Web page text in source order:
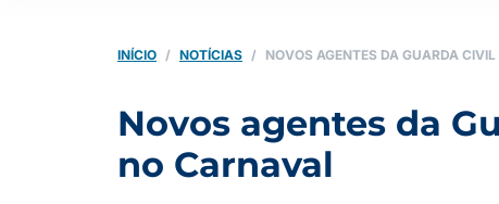
INÍCIO NOTÍCIAS NOVOS AGENTES DA GUARDA
Novos agentes da
no Carnaval